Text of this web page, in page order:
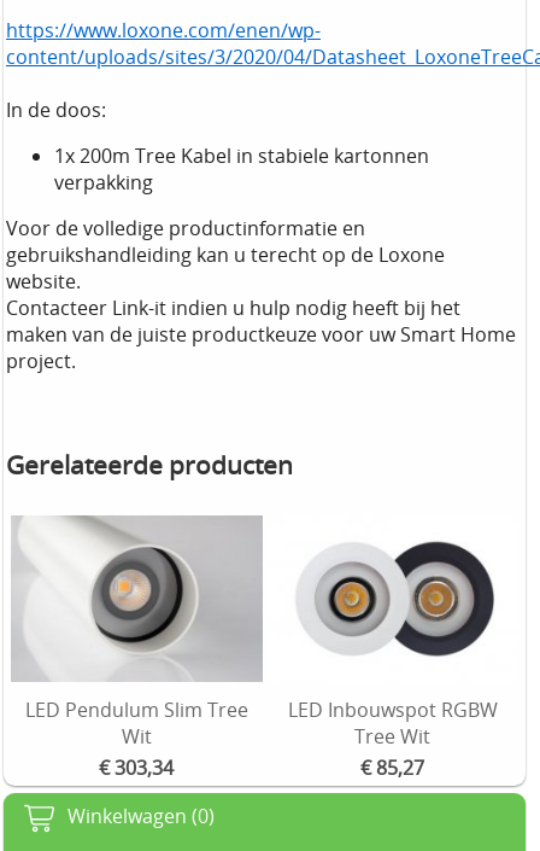
Winkelwagen (0)
https://www.loxone.com/enen/wp-
content/uploads/sites/3/2020/04/
In de doos:
1x 200m Tree Kabel in stabiele kartonnen
verpakking
Voor de volledige productinformatie en
gebruikshandleiding kan u terecht op de Loxone
website.
Contacteer Link-it indien u hulp nodig heeft bij het
maken van de juiste productkeuze voor uw Smart Home
project.
Gerelateerde producten
LED Pendulum Slim Tree
Wit
€ 303,34
LED Inbouwspot RGBW
Tree Wit
€ 85,27